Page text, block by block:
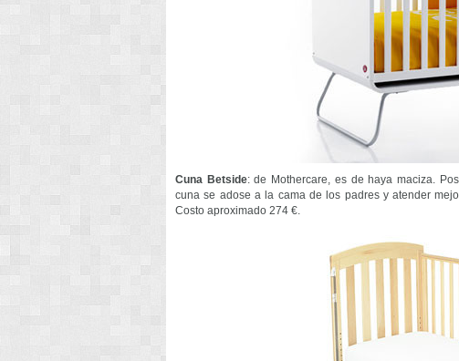
Cuna Betside: de Mothercare, es de haya maciza.
cuna se adose a la cama de los padres y atender
Costo aproximado 274 €.